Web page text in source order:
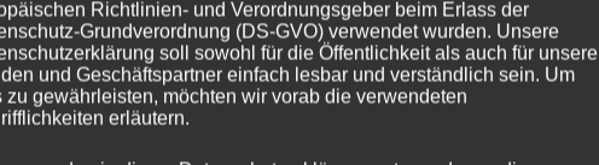
Richtlinien- und Verordnungsgeber beim Erlass der
Grundverordnung (DS-GVO) verwendet wurden. Unsere
soll sowohl für die Öffentlichkeit als auch für unsere
und Geschäftspartner einfach lesbar und verständlich sein. Um
zu gewährleisten, möchten wir vorab die verwendeten
erläutern.